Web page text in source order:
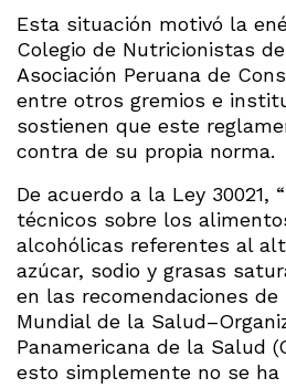
Esta situación motivó la
Colegio de Nutricionistas
Asociación Peruana de
entre otros gremios e
sostienen que este
contra de su propia norma.
De acuerdo a la Ley 30021,
técnicos sobre los
alcohólicas referentes al
azúcar, sodio y grasas
en las recomendaciones de
Mundial de la
Panamericana de la Salud
esto simplemente no se ha